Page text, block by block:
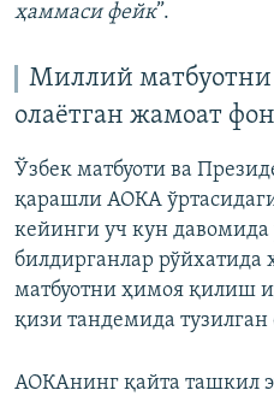
ҳаммаси фейк”.
Миллий матбуотни
олаëтган жамоат
Ўзбек матбуоти ва
қарашли АОКА
кейинги уч кун давомида
билдирганлар рўйхатида
матбуотни ҳимоя қилиш
қизи тандемида
АОКАнинг қайта ташкил